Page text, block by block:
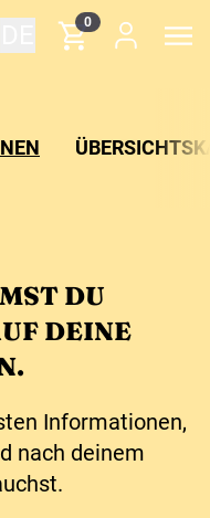
0
DU
DEINE
Informationen,
nach deinem